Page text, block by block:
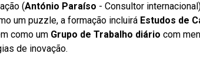
(António Paraíso - Consultor
um puzzle, a formação incluirá Estudos de
como um Grupo de Trabalho diário com
de inovação.